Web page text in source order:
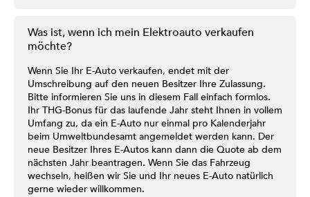
Was ist, wenn ich mein Elektroauto verkaufen
möchte?
Wenn Sie Ihr E-Auto verkaufen, endet mit der
Umschreibung auf den neuen Besitzer Ihre Zulassung.
Bitte informieren Sie uns in diesem Fall einfach formlos.
Ihr THG-Bonus für das laufende Jahr steht Ihnen in vollem
Umfang zu, da ein E-Auto nur einmal pro Kalenderjahr
beim Umweltbundesamt angemeldet werden kann. Der
neue Besitzer Ihres E-Autos kann dann die Quote ab dem
nächsten Jahr beantragen. Wenn Sie das Fahrzeug
wechseln, heißen wir Sie und Ihr neues E-Auto natürlich
gerne wieder willkommen.